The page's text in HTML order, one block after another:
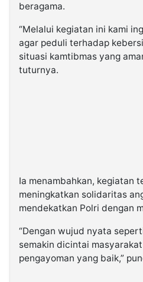
beragama.
“Melalui kegiatan ini kami
agar peduli terhadap
situasi kamtibmas yang
tuturnya.
Ia menambahkan, kegiatan
meningkatkan solidaritas
mendekatkan Polri dengan
“Dengan wujud nyata
semakin dicintai
pengayoman yang baik,”